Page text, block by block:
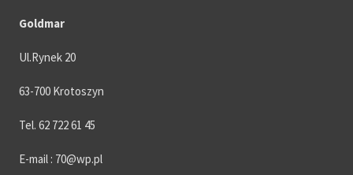
Goldmar
Ul.Rynek 20
63-700 Krotoszyn
Tel. 62 722 61 45
E-mail : 70@wp.pl